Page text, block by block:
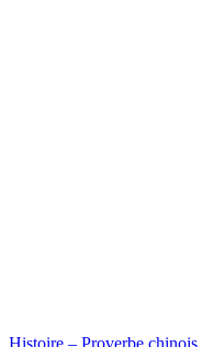
Histoire – Proverbe chinois